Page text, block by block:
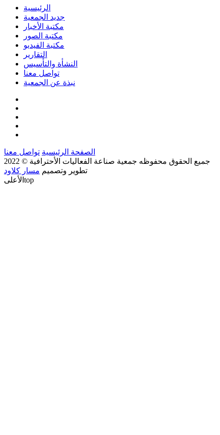
الرئيسية
جديد الجمعية
مكتبة الأخبار
مكتبة الصور
مكتبة الفيديو
التقارير
النشأة والتأسيس
تواصل معنا
نبذة عن الجمعية
الصفحة الرئيسية تواصل معنا
جميع الحقوق محفوظه جمعية صناعة الفعاليات الأحترافية © 2022
تطوير وتصميم مسار كلاود
الأعلى top